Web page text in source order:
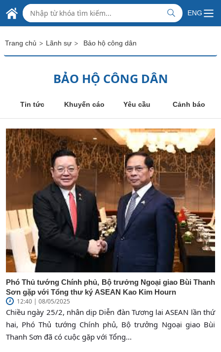
Skip to Main Content
ĐẠI SỨ QUÁN
CỘNG HÒA XÃ HỘI CHỦ NGHĨA VIỆT NAM
TẠI CỘNG HOÀ ẤN ĐỘ
ENG
Trang chủ > Lãnh sự > Bảo hộ công dân
BẢO HỘ CÔNG DÂN
Tin tức Khuyến cáo Yêu cầu Cảnh báo
Phó Thủ tướng Chính phủ, Bộ trưởng Ngoại giao Bùi Thanh
Sơn gặp với Tổng thư ký ASEAN Kao Kim Hourn
12:40 | 08/05/2025
Chiều ngày 25/2, nhân dịp Diễn đàn Tương lai ASEAN lần thứ
hai, Phó Thủ tướng Chính phủ, Bộ trưởng Ngoại giao Bùi
Thanh Sơn đã có cuộc gặp với Tổng...